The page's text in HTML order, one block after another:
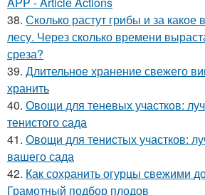
38. Сколько растут грибы и за
лесу. Через сколько времени
среза?
39. Длительное хранение свежего
хранить
40. Овощи для теневых участков:
тенистого сада
41. Овощи для тенистых участков:
вашего сада
42. Как сохранить огурцы свежими
Грамотный подбор плодов